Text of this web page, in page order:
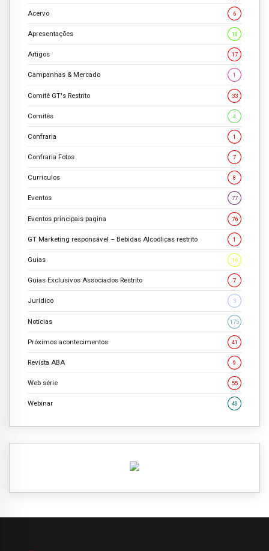
Acervo 6
Apresentações 10
Artigos 17
Campanhas & Mercado 1
Comitê GT's Restrito 33
Comitês 4
Confraria 1
Confraria Fotos 7
Currículos 8
Eventos 77
Eventos principais pagina 76
GT Marketing responsável – Bebidas Alcoólicas restrito 1
Guias 16
Guias Exclusivos Associados Restrito 7
Jurídico 3
Notícias 175
Próximos acontecimentos 41
Revista ABA 9
Web série 55
Webinar 40